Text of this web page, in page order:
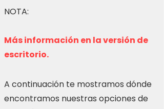
NOTA:
Más información en la versión de
escritorio.
A continuación te mostramos dónde
encontramos nuestras opciones de